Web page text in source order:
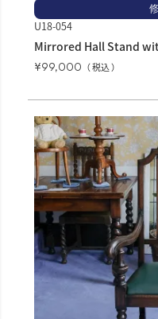
U18-054
Mirrored Hall Stand
¥99,000 税込